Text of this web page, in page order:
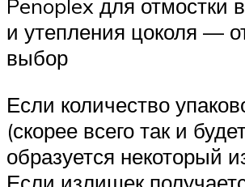
Penoplex для отмостки
и утепления цоколя —
выбор
Если количество
(скорее всего так и
образуется некоторый